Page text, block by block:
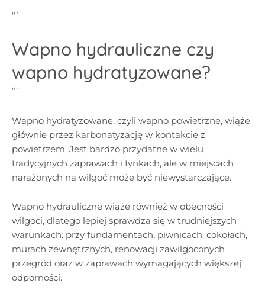
“`
Wapno hydrauliczne czy
wapno hydratyzowane?
“`
Wapno hydratyzowane, czyli wapno powietrzne, wiąże
głównie przez karbonatyzację w kontakcie z
powietrzem. Jest bardzo przydatne w wielu
tradycyjnych zaprawach i tynkach, ale w miejscach
narażonych na wilgoć może być niewystarczające.
Wapno hydrauliczne wiąże również w obecności
wilgoci, dlatego lepiej sprawdza się w trudniejszych
warunkach: przy fundamentach, piwnicach, cokołach,
murach zewnętrznych, renowacji zawilgoconych
przegród oraz w zaprawach wymagających większej
odporności.